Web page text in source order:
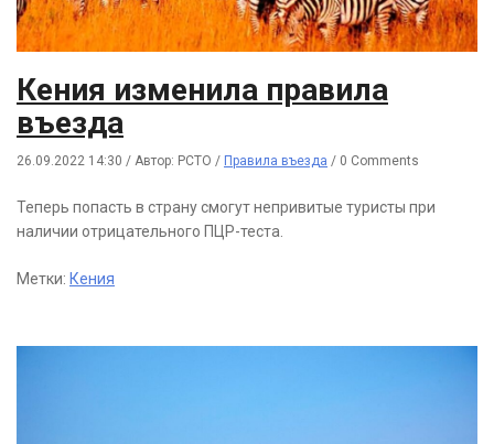
Кения изменила правила
въезда
26.09.2022 14:30 / Автор: РСТО / Правила въезда / 0 Comments
Теперь попасть в страну смогут непривитые туристы при
наличии отрицательного ПЦР-теста.
Метки: Кения